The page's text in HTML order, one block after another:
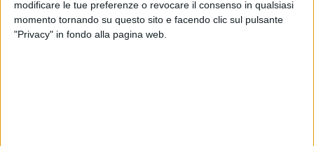
modificare le tue preferenze o revocare il consenso in qualsiasi
momento tornando su questo sito e facendo clic sul pulsante
"Privacy" in fondo alla pagina web.
alla guida della moto. Il giovane ha ricevuto le prime cure da
un'ambulanza del 118 arrivata tempestivamente sul posto.